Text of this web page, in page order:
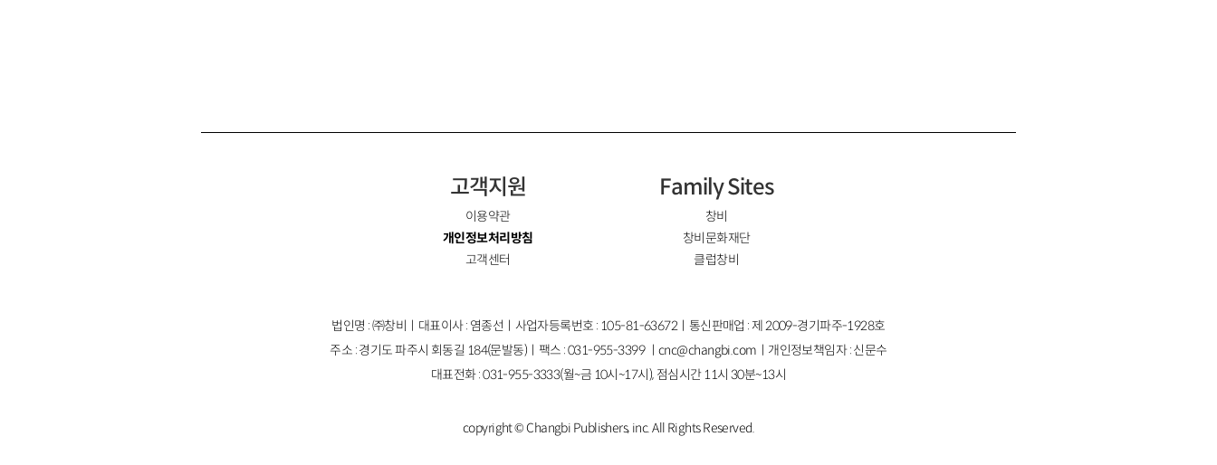
고객지원
이용약관
개인정보처리방침
고객센터
Family Sites
창비
창비문화재단
클럽창비
법인명 : ㈜창비ㅣ대표이사 : 염종선ㅣ사업자등록번호 : 105-81-63672ㅣ통신판매업 : 제 2009-경기파주-1928호
주소 : 경기도 파주시 회동길 184(문발동)ㅣ팩스 : 031-955-3399 ㅣcnc@changbi.com ㅣ개인정보책임자 : 신문수
대표전화 : 031-955-3333(월~금 10시~17시), 점심시간 11시 30분~13시
copyright © Changbi Publishers, inc. All Rights Reserved.